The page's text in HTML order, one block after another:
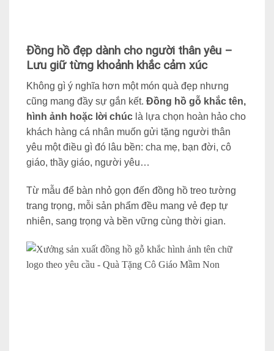
Đồng hồ đẹp dành cho người thân yêu –
Lưu giữ từng khoảnh khắc cảm xúc
Không gì ý nghĩa hơn một món quà đẹp nhưng
cũng mang đầy sự gắn kết. Đồng hồ gỗ khắc tên,
hình ảnh hoặc lời chúc là lựa chọn hoàn hảo cho
khách hàng cá nhân muốn gửi tặng người thân
yêu một điều gì đó lâu bền: cha mẹ, bạn đời, cô
giáo, thầy giáo, người yêu…
Từ mẫu để bàn nhỏ gọn đến đồng hồ treo tường
trang trọng, mỗi sản phẩm đều mang vẻ đẹp tự
nhiên, sang trọng và bền vững cùng thời gian.